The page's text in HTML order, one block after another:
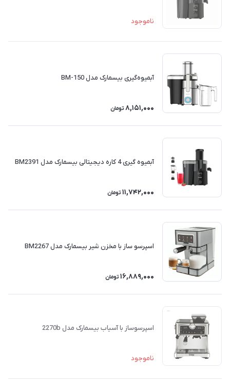
ناموجود
آبمیوه‌گیری بیسمارک مدل BM-150
8,151,000 تومان
آبمیوه گیری 4 کاره دیجیتالی بیسمارک مدل BM2391
11,742,000 تومان
اسپرسو ساز با مخزن شیر بیسمارک مدل BM2267
16,889,000 تومان
اسپرسوساز با آسياب بیسمارک مدل 2270b
ناموجود